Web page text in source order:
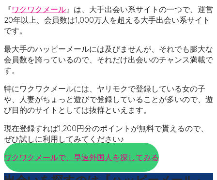
『ワクワクメール 』は、大手出会い系サイトの一つで、運営
20年以上、会員数は1,000万人を超える大手出会い系サイト
です。
最大手のハッピーメールには及びませんが、それでも膨大な
会員数を誇っているので、それだけ出会いのチャンス満載で
す。
特にワクワクメールには、ヤリモクで登録している女の子
や、人妻がちょっと遊びで登録していることが多いので、遊
び目的のサイトとしては抜群といえます。
現在登録すれば1,200円分のポイントが無料で貰えるので、
ぜひ試しに利用してみてください♪
ワクワクメールで、早速外国人を探してみる